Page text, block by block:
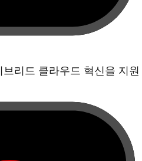
리드 클라우드 혁신을 지원